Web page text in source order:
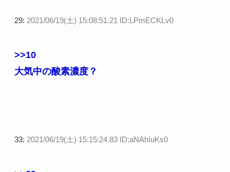
29: 2021/06/19(土) 15:08:51.21 ID:LPmECKLv0
>>10
大気中の酸素濃度？
33: 2021/06/19(土) 15:15:24.83 ID:aNAhIuKs0